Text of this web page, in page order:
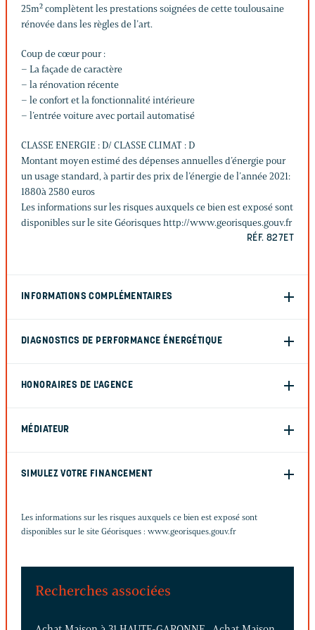
25m² complètent les prestations soignées de cette toulousaine
rénovée dans les règles de l’art.
Coup de cœur pour :
– La façade de caractère
– la rénovation récente
– le confort et la fonctionnalité intérieure
– l’entrée voiture avec portail automatisé
CLASSE ENERGIE : D/ CLASSE CLIMAT : D
Montant moyen estimé des dépenses annuelles d’énergie pour
un usage standard, à partir des prix de l’énergie de l’année 2021:
1880à 2580 euros
Les informations sur les risques auxquels ce bien est exposé sont
disponibles sur le site Géorisques http://www.georisques.gouv.fr
RÉF. 827ET
INFORMATIONS COMPLÉMENTAIRES
DIAGNOSTICS DE PERFORMANCE ÉNERGÉTIQUE
HONORAIRES DE L'AGENCE
MÉDIATEUR
SIMULEZ VOTRE FINANCEMENT
Les informations sur les risques auxquels ce bien est exposé sont
disponibles sur le site Géorisques : www.georisques.gouv.fr
Recherches associées